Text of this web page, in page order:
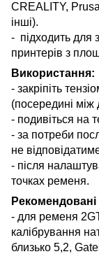
CREALITY,
інші).
- підходить для
принтерів з
Використання:
- закріпіть
(посередині
- подивіться на
- за потреби
не
- після
точках ременя.
- для ременя
калібрування
близько 5,2,